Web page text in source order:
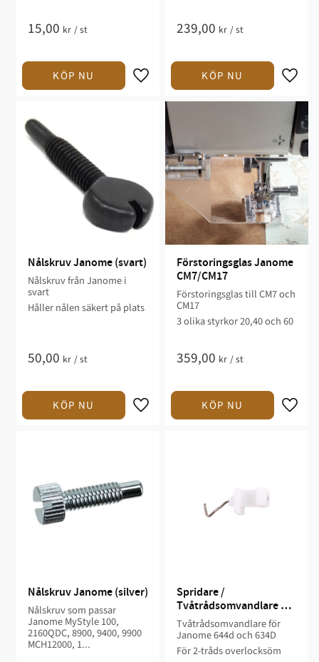
15,00 kr /st 239,00 kr /st
Nålskruv Janome (svart)
Nålskruv från Janome i
svart
Håller nålen säkert på plats
50,00 kr /st
Förstoringsglas Janome
CM7/CM17
Förstoringsglas till CM7 och
CM17
3 olika styrkor 20,40 och 60​
359,00 kr /st
Nålskruv Janome (silver)
Nålskruv som passar
Janome MyStyle 100,
2160QDC, 8900, 9400, 9900
MCH12000, 1...
Spridare /
Tvåtrådsomvandlare
MyLock 644d
Tvåtrådsomvandlare för
Janome 644d och 634D
För 2-tråds overlocksöm